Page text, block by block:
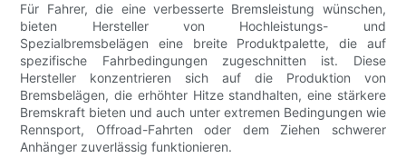
Für Fahrer, die eine verbesserte Bremsleistung wünschen,
bieten Hersteller von Hochleistungs- und
Spezialbremsbelägen eine breite Produktpalette, die auf
spezifische Fahrbedingungen zugeschnitten ist. Diese
Hersteller konzentrieren sich auf die Produktion von
Bremsbelägen, die erhöhter Hitze standhalten, eine stärkere
Bremskraft bieten und auch unter extremen Bedingungen wie
Rennsport, Offroad-Fahrten oder dem Ziehen schwerer
Anhänger zuverlässig funktionieren.